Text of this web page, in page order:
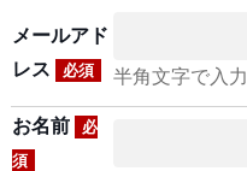
メールアド
レス
必須 半角文字で入力
お名前
必
須